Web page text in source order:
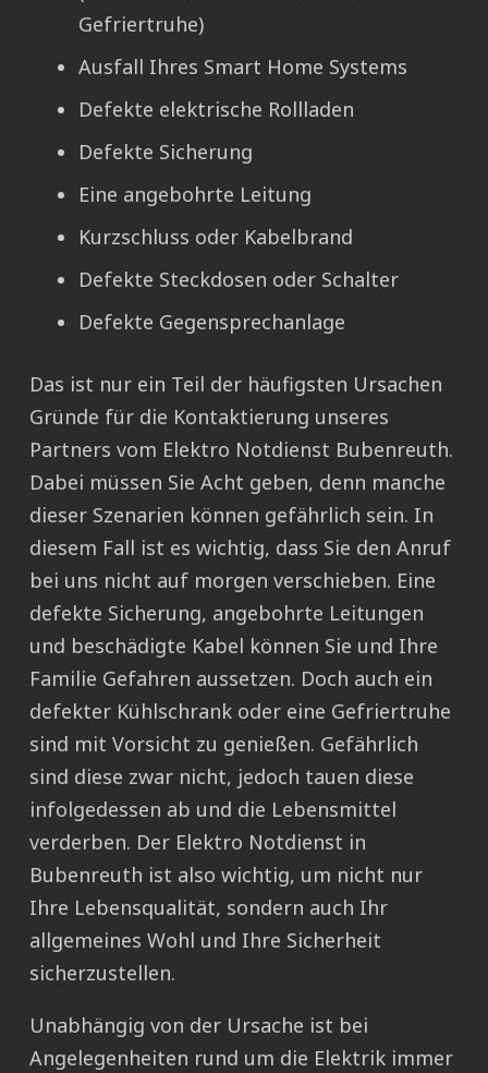
Gefriertruhe)
Ausfall Ihres Smart Home Systems
Defekte elektrische Rollladen
Defekte Sicherung
Eine angebohrte Leitung
Kurzschluss oder Kabelbrand
Defekte Steckdosen oder Schalter
Defekte Gegensprechanlage
Das ist nur ein Teil der häufigsten Ursachen
Gründe für die Kontaktierung unseres
Partners vom Elektro Notdienst Bubenreuth.
Dabei müssen Sie Acht geben, denn manche
dieser Szenarien können gefährlich sein. In
diesem Fall ist es wichtig, dass Sie den Anruf
bei uns nicht auf morgen verschieben. Eine
defekte Sicherung, angebohrte Leitungen
und beschädigte Kabel können Sie und Ihre
Familie Gefahren aussetzen. Doch auch ein
defekter Kühlschrank oder eine Gefriertruhe
sind mit Vorsicht zu genießen. Gefährlich
sind diese zwar nicht, jedoch tauen diese
infolgedessen ab und die Lebensmittel
verderben. Der Elektro Notdienst in
Bubenreuth ist also wichtig, um nicht nur
Ihre Lebensqualität, sondern auch Ihr
allgemeines Wohl und Ihre Sicherheit
sicherzustellen.
Unabhängig von der Ursache ist bei
Angelegenheiten rund um die Elektrik immer